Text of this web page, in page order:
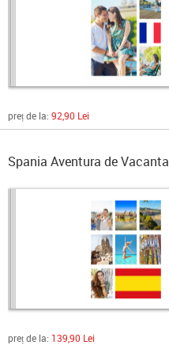
preț de la: 92,90 Lei
Spania Aventura de Vacanta
preț de la: 139,90 Lei